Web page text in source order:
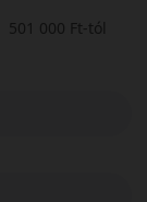
501 000 Ft-tól